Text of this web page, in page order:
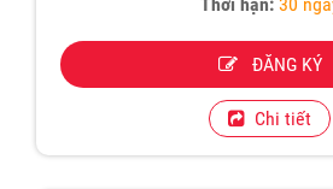
ĐĂNG KÝ
Chi tiết